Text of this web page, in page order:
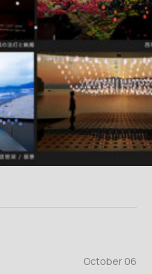
October 06